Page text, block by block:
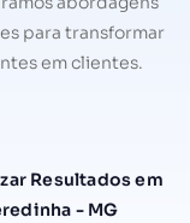
para transformar
em clientes.
Resultados em
- MG